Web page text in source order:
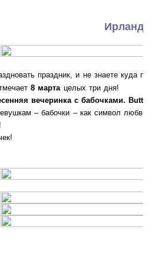
праздник, и не знаете куда
8 мартацелых три дня!
вечеринка с бабочками.
– бабочки – как символ любви,